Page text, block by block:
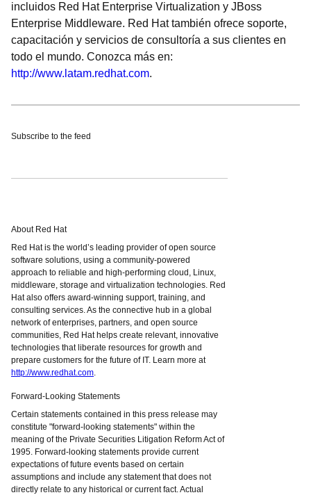
incluidos Red Hat Enterprise Virtualization y JBoss
Enterprise Middleware. Red Hat también ofrece soporte,
capacitación y servicios de consultoría a sus clientes en
todo el mundo. Conozca más en:
http://www.latam.redhat.com.
Subscribe to the feed
About Red Hat
Red Hat is the world’s leading provider of open source
software solutions, using a community-powered
approach to reliable and high-performing cloud, Linux,
middleware, storage and virtualization technologies. Red
Hat also offers award-winning support, training, and
consulting services. As the connective hub in a global
network of enterprises, partners, and open source
communities, Red Hat helps create relevant, innovative
technologies that liberate resources for growth and
prepare customers for the future of IT. Learn more at
http://www.redhat.com.
Forward-Looking Statements
Certain statements contained in this press release may
constitute "forward-looking statements" within the
meaning of the Private Securities Litigation Reform Act of
1995. Forward-looking statements provide current
expectations of future events based on certain
assumptions and include any statement that does not
directly relate to any historical or current fact. Actual